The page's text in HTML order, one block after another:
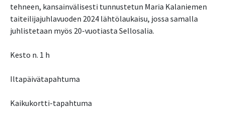
tehneen, kansainvälisesti tunnustetun Maria Kalaniemen
taiteilijajuhlavuoden 2024 lähtölaukaisu, jossa samalla
juhlistetaan myös 20-vuotiasta Sellosalia.
Kesto n. 1 h
Iltapäivätapahtuma
Kaikukortti-tapahtuma